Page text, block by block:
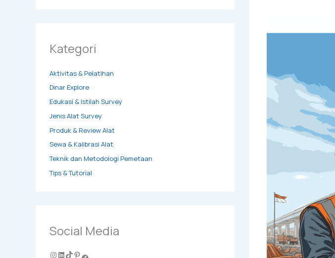
Kategori
Aktivitas & Pelatihan
Dinar Explore
Edukasi & Istilah Survey
Jenis Alat Survey
Produk & Review Alat
Sewa & Kalibrasi Alat
Teknik dan Metodologi Pemetaan
Tips & Tutorial
Social Media